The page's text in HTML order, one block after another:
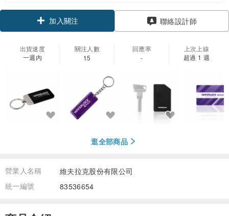
加入關注 聯絡設計師
出貨速度
一週內
關注人數
15
回應率
-
上次上線
超過 1 週
逛全部商品
營業人名稱
維夫拉克股份有限公司
統一編號
83536654